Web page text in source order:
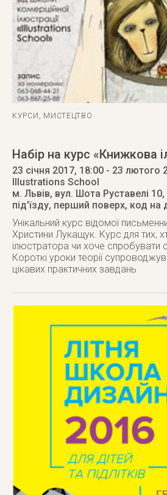
КУРСИ МИСТЕЦТВО
Набір на курс «Книжкова
23 січня 2017, 18:00 - 23 лютого
Illustrations School
м. Львів, вул. Шота Руставелі 10,
під'їзду, перший поверх, код на
Унікальний курс відомої
Христини Лукащук. Курс для тих,
ілюстратора чи хоче спробувати
Короткі уроки теорії
цікавих практичних завдань